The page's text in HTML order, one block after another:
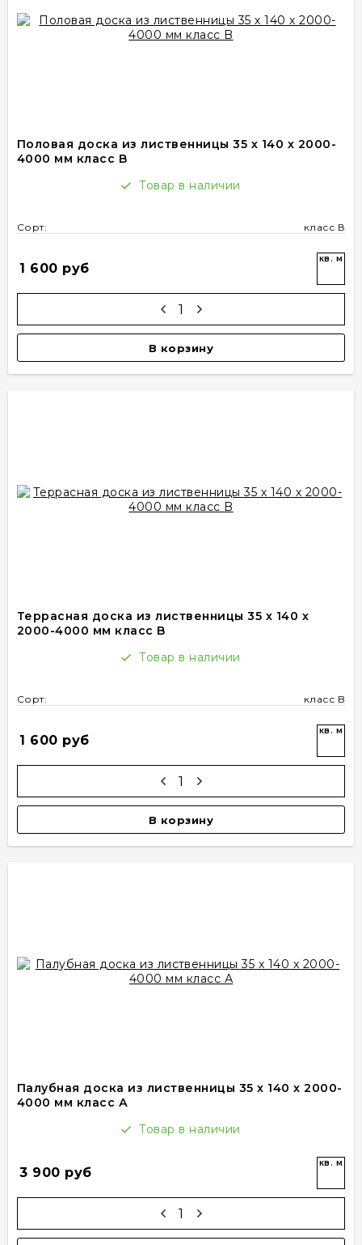
Половая доска из лиственницы 35 х 140 х 2000-
4000 мм класс B
Товар в наличии
Сорт: класс В
1 600 руб
кв. м
В корзину
Террасная доска из лиственницы 35 х 140 х
2000-4000 мм класс B
Товар в наличии
Сорт: класс B
1 600 руб
кв. м
В корзину
Палубная доска из лиственницы 35 x 140 x 2000-
4000 мм класс А
Товар в наличии
3 900 руб
кв. м